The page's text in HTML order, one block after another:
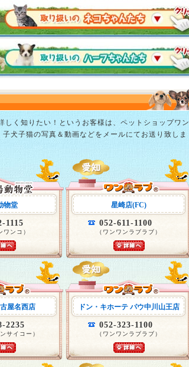
く知りたい！というお客様は、ペットショップワン
犬子猫の写真＆動画などをメールにてお送り致しま
物堂
1115
ワンコ）
星崎店(FC)
052-611-1100
（ワンワンラブラブ）
屋名西店
2235
サイコー）
ドン・キホーテ パウ中川山王店
052-323-1100
（ワンワンラブラブ）